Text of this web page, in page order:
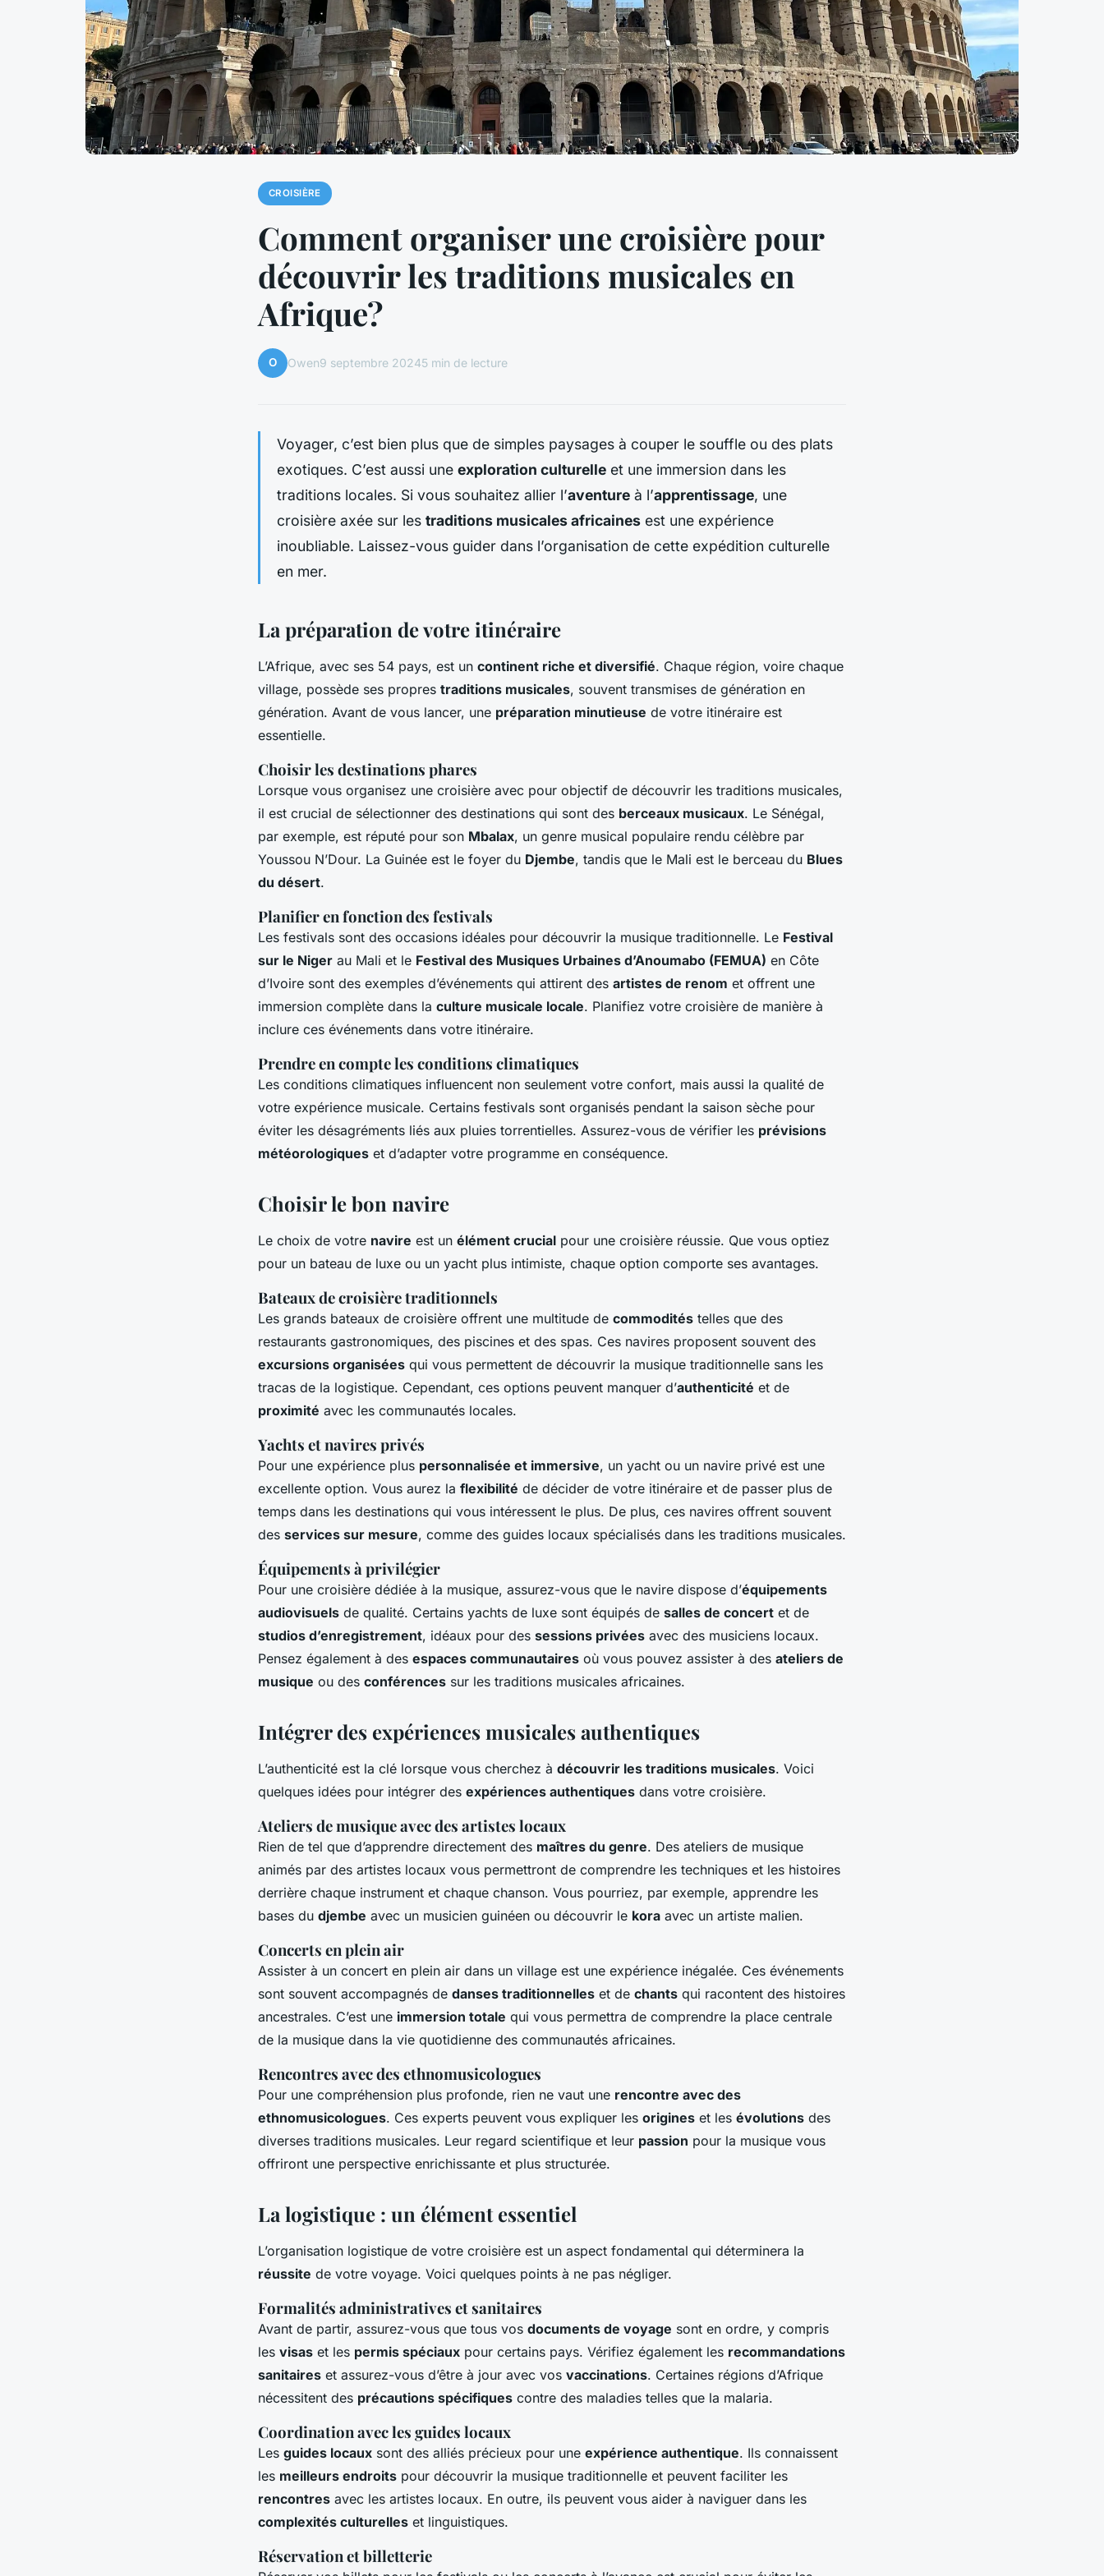
CROISIÈRE
Comment organiser une croisière pour
découvrir les traditions musicales en
Afrique?
O Owen9 septembre 20245 min de lecture
Voyager, c’est bien plus que de simples paysages à couper le souffle ou des plats
exotiques. C’est aussi une exploration culturelle et une immersion dans les
traditions locales. Si vous souhaitez allier l’aventure à l’apprentissage, une
croisière axée sur les traditions musicales africaines est une expérience
inoubliable. Laissez-vous guider dans l’organisation de cette expédition culturelle
en mer.
La préparation de votre itinéraire
L’Afrique, avec ses 54 pays, est un continent riche et diversifié. Chaque région, voire chaque
village, possède ses propres traditions musicales, souvent transmises de génération en
génération. Avant de vous lancer, une préparation minutieuse de votre itinéraire est
essentielle.
Choisir les destinations phares
Lorsque vous organisez une croisière avec pour objectif de découvrir les traditions musicales,
il est crucial de sélectionner des destinations qui sont des berceaux musicaux. Le Sénégal,
par exemple, est réputé pour son Mbalax, un genre musical populaire rendu célèbre par
Youssou N’Dour. La Guinée est le foyer du Djembe, tandis que le Mali est le berceau du Blues
du désert.
Planifier en fonction des festivals
Les festivals sont des occasions idéales pour découvrir la musique traditionnelle. Le Festival
sur le Niger au Mali et le Festival des Musiques Urbaines d’Anoumabo (FEMUA) en Côte
d’Ivoire sont des exemples d’événements qui attirent des artistes de renom et offrent une
immersion complète dans la culture musicale locale. Planifiez votre croisière de manière à
inclure ces événements dans votre itinéraire.
Prendre en compte les conditions climatiques
Les conditions climatiques influencent non seulement votre confort, mais aussi la qualité de
votre expérience musicale. Certains festivals sont organisés pendant la saison sèche pour
éviter les désagréments liés aux pluies torrentielles. Assurez-vous de vérifier les prévisions
météorologiques et d’adapter votre programme en conséquence.
Choisir le bon navire
Le choix de votre navire est un élément crucial pour une croisière réussie. Que vous optiez
pour un bateau de luxe ou un yacht plus intimiste, chaque option comporte ses avantages.
Bateaux de croisière traditionnels
Les grands bateaux de croisière offrent une multitude de commodités telles que des
restaurants gastronomiques, des piscines et des spas. Ces navires proposent souvent des
excursions organisées qui vous permettent de découvrir la musique traditionnelle sans les
tracas de la logistique. Cependant, ces options peuvent manquer d’authenticité et de
proximité avec les communautés locales.
Yachts et navires privés
Pour une expérience plus personnalisée et immersive, un yacht ou un navire privé est une
excellente option. Vous aurez la flexibilité de décider de votre itinéraire et de passer plus de
temps dans les destinations qui vous intéressent le plus. De plus, ces navires offrent souvent
des services sur mesure, comme des guides locaux spécialisés dans les traditions musicales.
Équipements à privilégier
Pour une croisière dédiée à la musique, assurez-vous que le navire dispose d’équipements
audiovisuels de qualité. Certains yachts de luxe sont équipés de salles de concert et de
studios d’enregistrement, idéaux pour des sessions privées avec des musiciens locaux.
Pensez également à des espaces communautaires où vous pouvez assister à des ateliers de
musique ou des conférences sur les traditions musicales africaines.
Intégrer des expériences musicales authentiques
L’authenticité est la clé lorsque vous cherchez à découvrir les traditions musicales. Voici
quelques idées pour intégrer des expériences authentiques dans votre croisière.
Ateliers de musique avec des artistes locaux
Rien de tel que d’apprendre directement des maîtres du genre. Des ateliers de musique
animés par des artistes locaux vous permettront de comprendre les techniques et les histoires
derrière chaque instrument et chaque chanson. Vous pourriez, par exemple, apprendre les
bases du djembe avec un musicien guinéen ou découvrir le kora avec un artiste malien.
Concerts en plein air
Assister à un concert en plein air dans un village est une expérience inégalée. Ces événements
sont souvent accompagnés de danses traditionnelles et de chants qui racontent des histoires
ancestrales. C’est une immersion totale qui vous permettra de comprendre la place centrale
de la musique dans la vie quotidienne des communautés africaines.
Rencontres avec des ethnomusicologues
Pour une compréhension plus profonde, rien ne vaut une rencontre avec des
ethnomusicologues. Ces experts peuvent vous expliquer les origines et les évolutions des
diverses traditions musicales. Leur regard scientifique et leur passion pour la musique vous
offriront une perspective enrichissante et plus structurée.
La logistique : un élément essentiel
L’organisation logistique de votre croisière est un aspect fondamental qui déterminera la
réussite de votre voyage. Voici quelques points à ne pas négliger.
Formalités administratives et sanitaires
Avant de partir, assurez-vous que tous vos documents de voyage sont en ordre, y compris
les visas et les permis spéciaux pour certains pays. Vérifiez également les recommandations
sanitaires et assurez-vous d’être à jour avec vos vaccinations. Certaines régions d’Afrique
nécessitent des précautions spécifiques contre des maladies telles que la malaria.
Coordination avec les guides locaux
Les guides locaux sont des alliés précieux pour une expérience authentique. Ils connaissent
les meilleurs endroits pour découvrir la musique traditionnelle et peuvent faciliter les
rencontres avec les artistes locaux. En outre, ils peuvent vous aider à naviguer dans les
complexités culturelles et linguistiques.
Réservation et billetterie